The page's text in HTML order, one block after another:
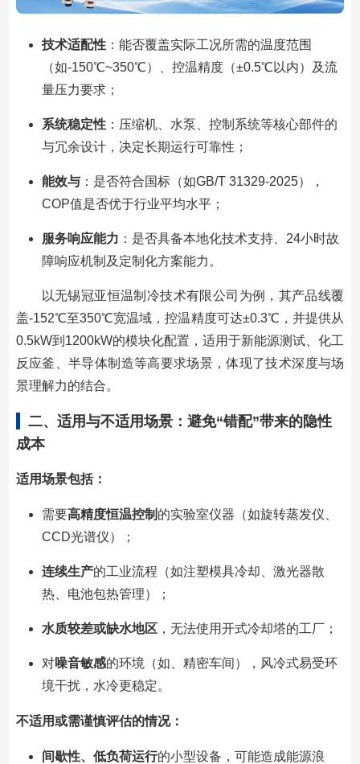
技术适配性：能否覆盖实际工况所需的温度范围
（如-150℃~350℃）、控温精度（±0.5℃以内）及流
量压力要求；
系统稳定性：压缩机、水泵、控制系统等核心部件的
与冗余设计，决定长期运行可靠性；
能效与：是否符合国标（如GB/T 31329-2025），
COP值是否优于行业平均水平；
服务响应能力 ：是否具备本地化技术支持、24小时故
障响应机制及定制化方案能力。
以无锡冠亚恒温制冷技术有限公司为例，其产品线覆
盖-152℃至350℃宽温域，控温精度可达±0.3℃，并提供从
0.5kW到1200kW的模块化配置，适用于新能源测试、化工
反应釜、半导体制造等高要求场景，体现了技术深度与场
景理解力的结合。
二、适用与不适用场景：避免“错配”带来的隐性
成本
适用场景包括：
需要高精度恒温控制 的实验室仪器（如旋转蒸发仪、
CCD光谱仪）；
连续生产的工业流程（如注塑模具冷却、激光器散
热、电池包热管理）；
水质较差或缺水地区，无法使用开式冷却塔的工厂；
对噪音敏感的环境（如、精密车间），风冷式易受环
境干扰，水冷更稳定。
不适用或需谨慎评估的情况：
间歇性、低负荷运行的小型设备，可能造成能源浪